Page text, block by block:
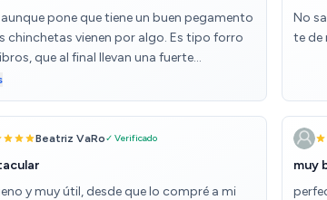
aunque pone que tiene un buen pegamento
chinchetas vienen por algo. Es tipo forro
que al final llevan una fuerte
estática y no adhesivo en sí. Entonces
que con el tiempo se despegue. Por eso
usar las chinchetas desde el primer
La verdad es que ha sido ponerlo y
de que los gatos arañen el sofá. Se ve
pero el cometido lo hace al ver los
ahí ya no se les enganchan las uñas para
No
te de
Beatriz VaRo✓ Verificado
y muy útil, desde que lo compré a mi
muy